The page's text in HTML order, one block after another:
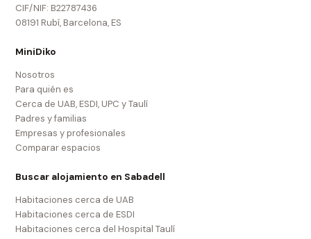
CIF/NIF: B22787436
08191 Rubí, Barcelona, ES
MiniDiko
Nosotros
Para quién es
Cerca de UAB, ESDI, UPC y Taulí
Padres y familias
Empresas y profesionales
Comparar espacios
Buscar alojamiento en Sabadell
Habitaciones cerca de UAB
Habitaciones cerca de ESDI
Habitaciones cerca del Hospital Taulí